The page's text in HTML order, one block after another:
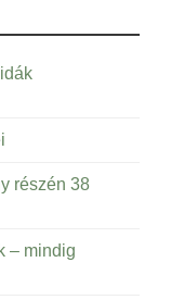
részén 38
– mindig